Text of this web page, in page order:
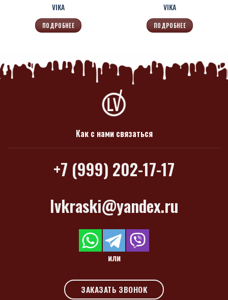
VIKA
ПОДРОБНЕЕ
VIKA
ПОДРОБНЕЕ
Как с нами связаться
+7 (999) 202-17-17
lvkraski@yandex.ru
или
ЗАКАЗАТЬ ЗВОНОК